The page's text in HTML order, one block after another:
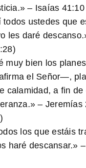
– Isaías 41:10
todos ustedes que
les daré
muy bien los
el Señor—,
calamidad, a fin de
– Jeremías
los que estáis
haré descansar.»